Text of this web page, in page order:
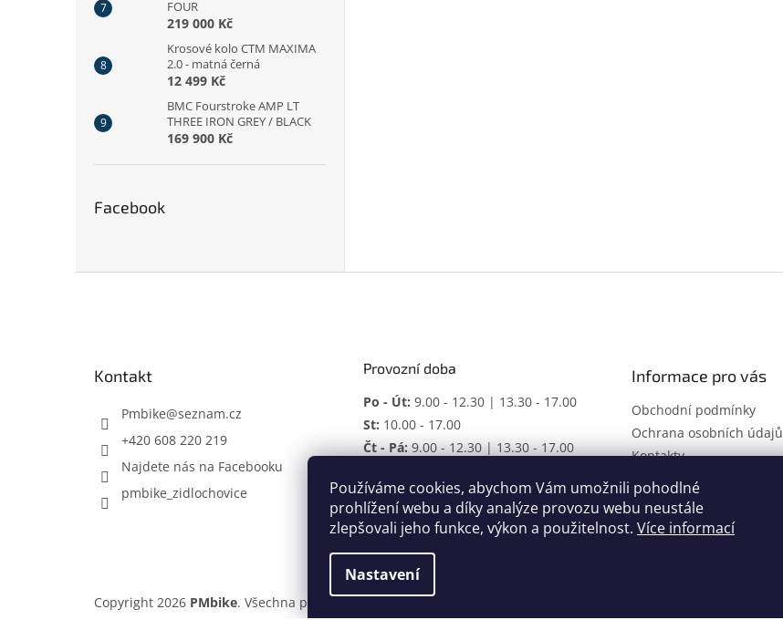
Používáme cookies, abychom Vám umožnili pohodlné
prohlížení webu a díky analýze provozu webu neustále
zlepšovali jeho funkce, výkon a použitelnost. Více informací
Nastavení
FOUR
219 000 Kč
Krosové kolo CTM MAXIMA
2.0 - matná černá
12 499 Kč
BMC Fourstroke AMP LT
THREE IRON GREY / BLACK
169 900 Kč
Facebook
Kontakt
Pmbike@seznam.cz
+420 608 220 219
Najdete nás na Facebooku
pmbike_zidlochovice
Provozní doba
Po - Út: 9.00 - 12.30 | 13.30 - 17.00
St: 10.00 - 17.00
Čt - Pá:9.00 - 12.30 | 13.30 - 17.00
Mimo pracovní dobu dle domluvy.
Informace pro vás
Obchodní podmínky
Ochrana osobních údajů
Kontakty
Copyright 2026 PMbike. Všechna práva vyhrazena.